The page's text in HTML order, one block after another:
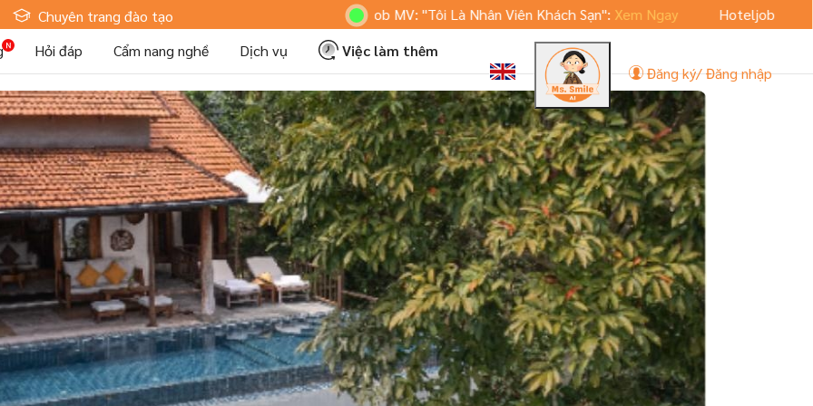
Chuyên trang đào tạo Hoteljob MV: "Tôi Là Nhân Viên Khách Sạn":Xem Ngay
Hoteljob.vn ra mắt phiên
Hỏi đáp Cẩm nang nghề Dịch vụ
Việc làm thêm
Đăng ký/ Đăng nhập